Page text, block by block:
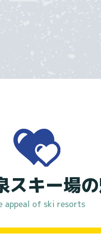
スキー場
appeal of ski resorts